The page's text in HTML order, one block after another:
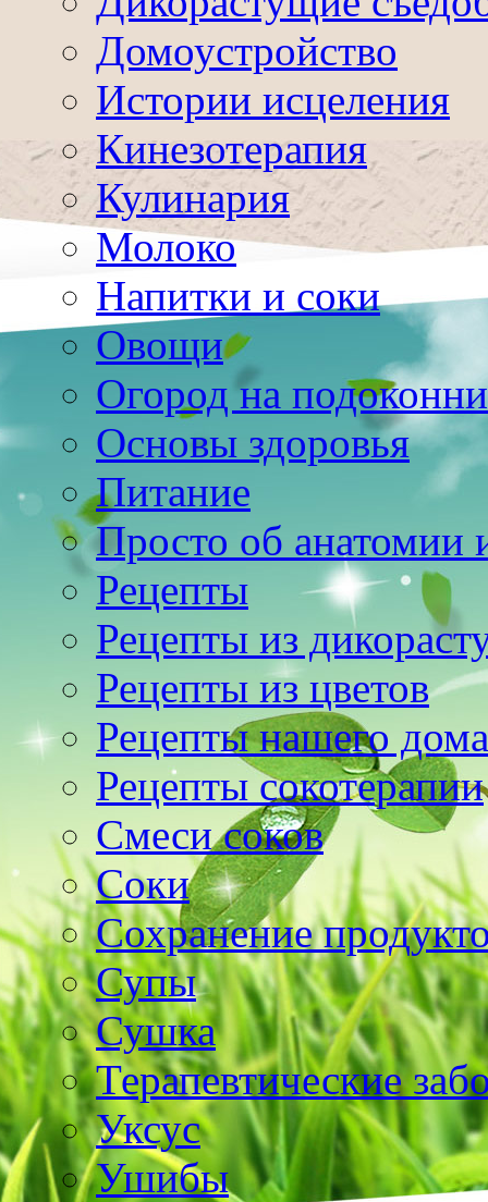
Домоустройство
Истории исцеления
Кинезотерапия
Кулинария
Молоко
Напитки и соки
Овощи
Огород на
Основы здоровья
Питание
Просто об анатомии
Рецепты
Рецепты из
Рецепты из цветов
Рецепты нашего дома
Рецепты сокотерапии
Смеси соков
Соки
Сохранение
Супы
Сушка
Терапевтические
Уксус
Ушибы